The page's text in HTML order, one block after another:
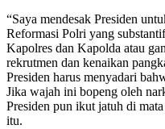
“Saya mendesak Presiden
Reformasi Polri yang
Kapolres dan Kapolda atau
rekrutmen dan kenaikan
Presiden harus menyadari
Jika wajah ini bopeng oleh
Presiden pun ikut jatuh di
itu.